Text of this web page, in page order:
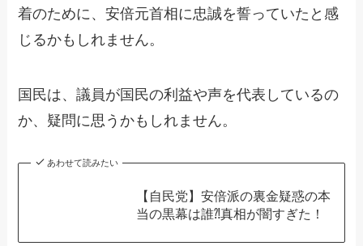
着のために、安倍元首相に忠誠を誓っていたと感
じるかもしれません。
国民は、議員が国民の利益や声を代表しているの
か、疑問に思うかもしれません。
あわせて読みたい
【自民党】安倍派の裏金疑惑の本
当の黒幕は誰⁈真相が闇すぎた！